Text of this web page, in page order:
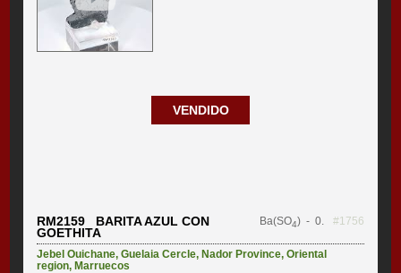
VENDIDO
RM2159 BARITA AZUL CON
GOETHITA
Ba(SO4)- 0. #1756
Jebel Ouichane,Guelaia Cercle,Nador Province,Oriental
region,Marruecos